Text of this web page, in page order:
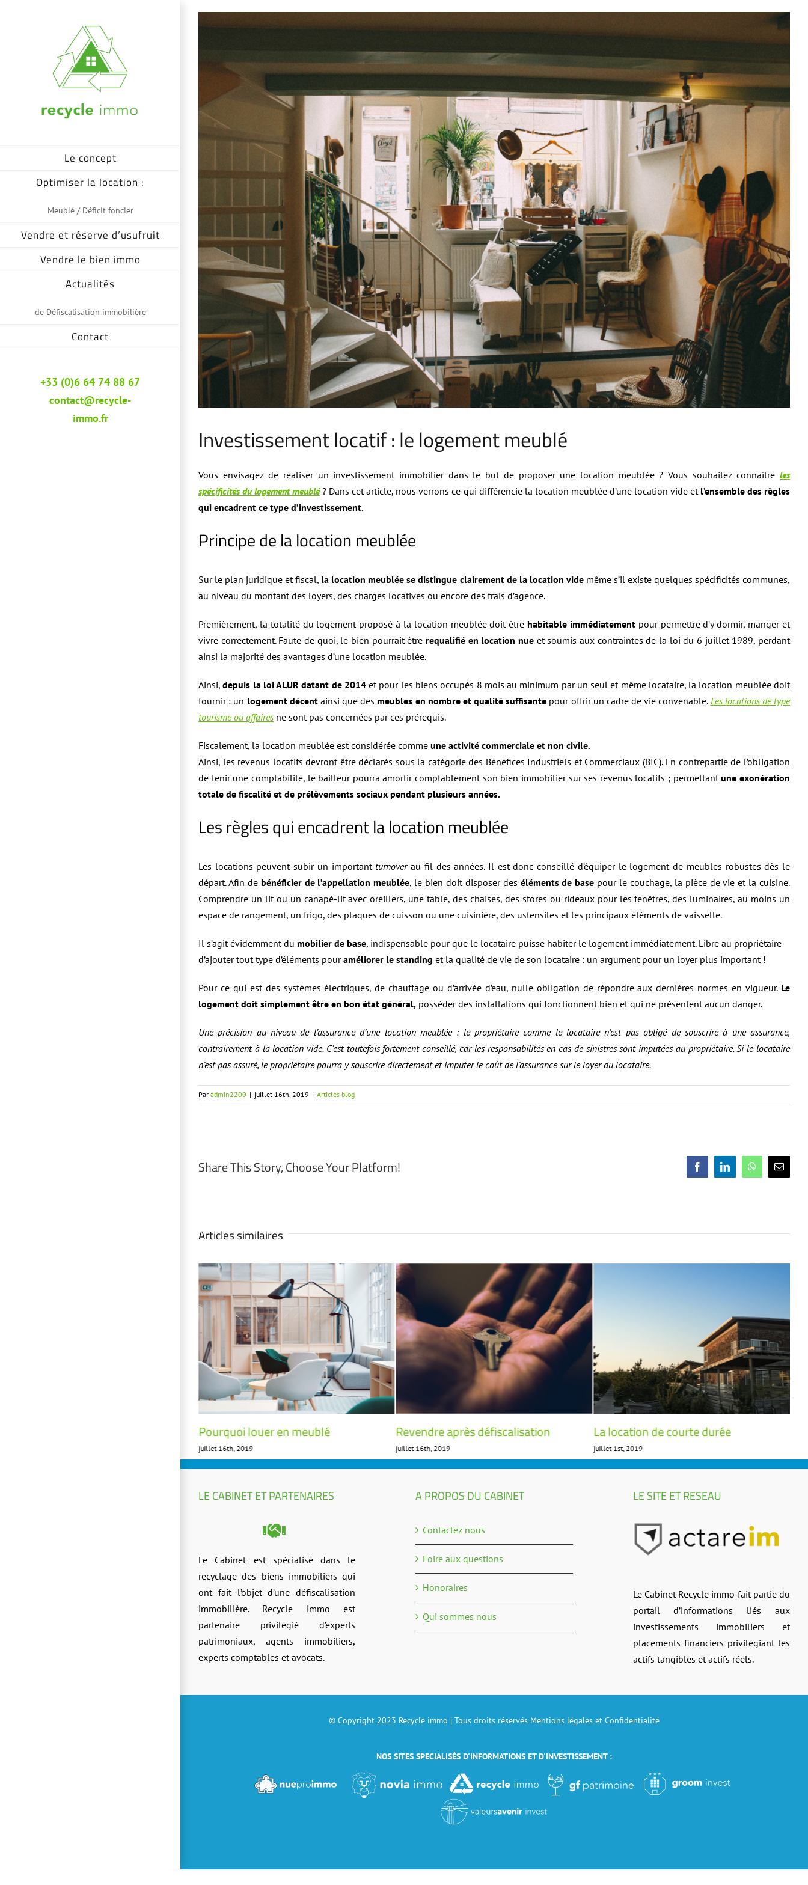
Le concept
Optimiser la location :
Meublé / Déficit foncier
Vendre et réserve d’usufruit
Vendre le bien immo
Actualités
de Défiscalisation immobilière
Contact
+33 (0)6 64 74 88 67
contact@recycle-
immo.fr
Investissement locatif : le logement meublé
Vous envisagez de réaliser un investissement immobilier dans le but de proposer une location meublée ? Vous souhaitez connaître les
spécificités du logement meublé ? Dans cet article, nous verrons ce qui différencie la location meublée d’une location vide et l’ensemble des règles
qui encadrent ce type d’investissement.
Principe de la location meublée
Sur le plan juridique et fiscal, la location meublée se distingue clairement de la location videmême s’il existe quelques spécificités communes,
au niveau du montant des loyers, des charges locatives ou encore des frais d’agence.
Premièrement, la totalité du logement proposé à la location meublée doit êtrehabitable immédiatementpour permettre d’y dormir, manger et
vivre correctement. Faute de quoi, le bien pourrait être requalifié en location nue et soumis aux contraintes de la loi du 6 juillet 1989, perdant
ainsi la majorité des avantages d’une location meublée.
Ainsi,depuis la loi ALUR datant de 2014et pour les biens occupés 8 mois au minimum par un seul et même locataire, la location meublée doit
fournir : un logement décentainsi que desmeubles en nombre et qualité suffisante pour offrir un cadre de vie convenable. Les locations de type
tourisme ou affaires ne sont pas concernées par ces prérequis.
Fiscalement, la location meublée est considérée comme une activité commerciale et non civile.
Ainsi, les revenus locatifs devront être déclarés sous la catégorie des Bénéfices Industriels et Commerciaux (BIC). En contrepartie de l’obligation
de tenir une comptabilité, le bailleur pourra amortir comptablement son bien immobilier sur ses revenus locatifs ; permettantune exonération
totale de fiscalité et de prélèvements sociaux pendant plusieurs années.
Les règles qui encadrent la location meublée
Les locations peuvent subir un important turnoverau fil des années. Il est donc conseillé d’équiper le logement de meubles robustes dès le
départ. Afin de bénéficier de l’appellation meublée, le bien doit disposer des éléments de base pour le couchage, la pièce de vie et la cuisine.
Comprendre un lit ou un canapé-lit avec oreillers, une table, des chaises, des stores ou rideaux pour les fenêtres, des luminaires, au moins un
espace de rangement, un frigo, des plaques de cuisson ou une cuisinière, des ustensiles et les principaux éléments de vaisselle.
Il s’agit évidemment du mobilier de base, indispensable pour que le locataire puisse habiter le logement immédiatement. Libre au propriétaire
d’ajouter tout type d’éléments pouraméliorer le standing et la qualité de vie de son locataire : un argument pour un loyer plus important !
Pour ce qui est des systèmes électriques, de chauffage ou d’arrivée d’eau, nulle obligation de répondre aux dernières normes en vigueur. Le
logement doit simplement être en bon état général, posséder des installations qui fonctionnent bien et qui ne présentent aucun danger.
Une précision au niveau de l’assurance d’une location meublée : le propriétaire comme le locataire n’est pas obligé de souscrire à une assurance,
contrairement à la location vide. C’est toutefois fortement conseillé, car les responsabilités en cas de sinistres sont imputées au propriétaire. Si le locataire
n’est pas assuré, le propriétaire pourra y souscrire directement et imputer le coût de l’assurance sur le loyer du locataire.
Par admin2200 | juillet 16th, 2019 | Articles blog
Share This Story, Choose Your Platform! FacebookLinkedInWhatsAppEmail
Articles similaires
Pourquoi louer en meublé
juillet 16th, 2019
Revendre après défiscalisation
juillet 16th, 2019
La location de courte durée
juillet 1st, 2019
LE CABINET ET PARTENAIRES
Le Cabinet est spécialisé dans le
recyclage des biens immobiliers qui
ont fait l’objet d’une défiscalisation
immobilière. Recycle immo est
partenaire privilégié d’experts
patrimoniaux, agents immobiliers,
experts comptables et avocats.
A PROPOS DU CABINET
Contactez nous
Foire aux questions
Honoraires
Qui sommes nous
LE SITE ET RESEAU
Le Cabinet Recycle immo fait partie du
portail d’informations liés aux
investissements immobiliers et
placements financiers privilégiant les
actifs tangibles et actifs réels.
© Copyright 2023 Recycle immo | Tous droits réservés Mentions légales et Confidentialité
NOS SITES SPECIALISÉS D'INFORMATIONS ET D'INVESTISSEMENT :